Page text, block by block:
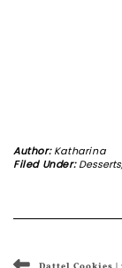
Author:Katharina
Filed Under:Desserts,